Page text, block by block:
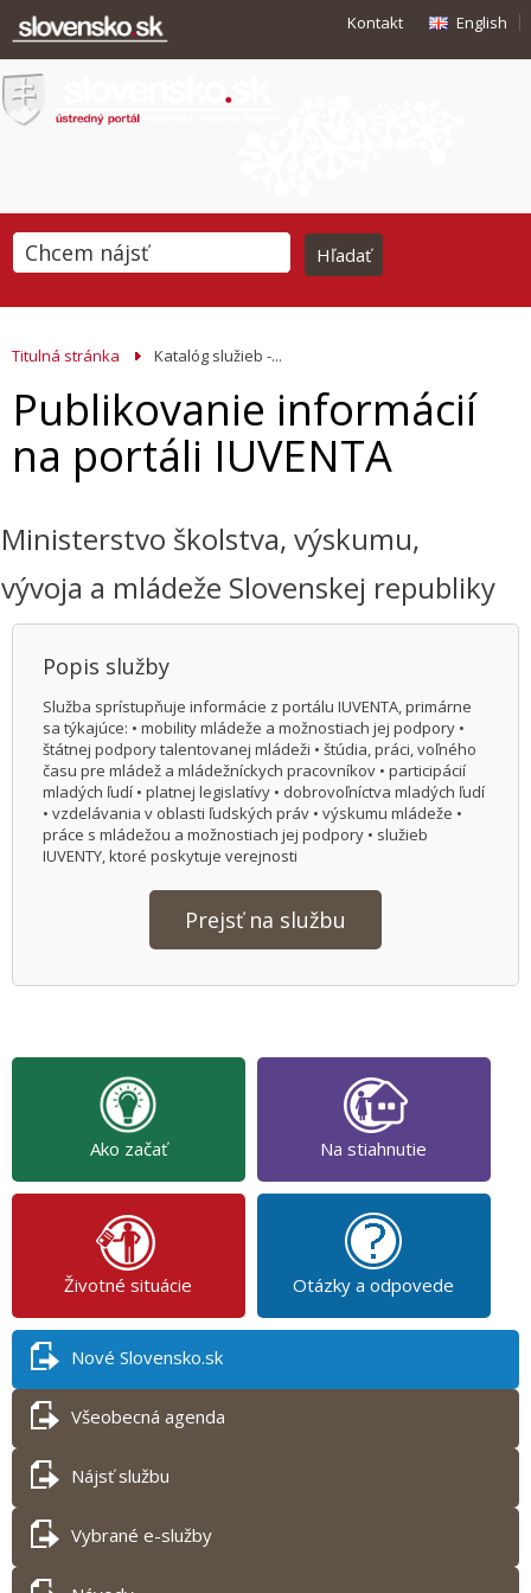
Kontakt English
Titulná stránka Katalóg služieb -...
Publikovanie informácií
na portáli IUVENTA
Ministerstvo školstva, výskumu,
vývoja a mládeže Slovenskej republiky
Popis služby
Služba sprístupňuje informácie z portálu IUVENTA, primárne
sa týkajúce: • mobility mládeže a možnostiach jej podpory •
štátnej podpory talentovanej mládeži • štúdia, práci, voľného
času pre mládež a mládežníckych pracovníkov • participácií
mladých ľudí • platnej legislatívy • dobrovoľníctva mladých ľudí
• vzdelávania v oblasti ľudských práv • výskumu mládeže •
práce s mládežou a možnostiach jej podpory • služieb
IUVENTY, ktoré poskytuje verejnosti
Prejsť na službu
Ako začať Na stiahnutie
Životné situácie Otázky a odpovede
Nové Slovensko.sk
Všeobecná agenda
Nájsť službu
Vybrané e-služby